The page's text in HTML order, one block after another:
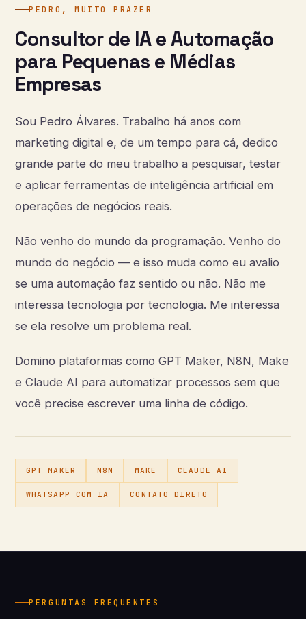
PEDRO, MUITO PRAZER
Consultor de IA e Automação
para Pequenas e Médias
Empresas
Sou Pedro Álvares. Trabalho há anos com
marketing digital e, de um tempo para cá, dedico
grande parte do meu trabalho a pesquisar, testar
e aplicar ferramentas de inteligência artificial em
operações de negócios reais.
Não venho do mundo da programação. Venho do
mundo do negócio — e isso muda como eu avalio
se uma automação faz sentido ou não. Não me
interessa tecnologia por tecnologia. Me interessa
se ela resolve um problema real.
Domino plataformas como GPT Maker, N8N, Make
e Claude AI para automatizar processos sem que
você precise escrever uma linha de código.
GPT MAKER N8N MAKE CLAUDE AI
WHATSAPP COM IA CONTATO DIRETO
PERGUNTAS FREQUENTES